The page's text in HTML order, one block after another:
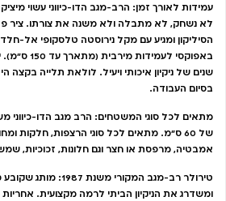
לא נשחק, לא מתבלה ולא משנה את צורתו. ציר
הסיליקון ומגיע עם מקל נירוסטה טלסקופי אל-
באפוקסי
שנים של ניקיון איכותי ויעיל. לולאת תלייה
בסיום העבודה.
מתאים לכל סוגי המשטחים: הרב מגב הדו-כיווני
של 60 ס”מ. מתאים לכל סוגי הרצפות, חלקות
אמבטיה, מרפסת או חצר וגם חלונות, זכוכיות,
טירולר רב-מגב המקורי
ומשדרג את הניקיון הביתי לרמה מקצועית.